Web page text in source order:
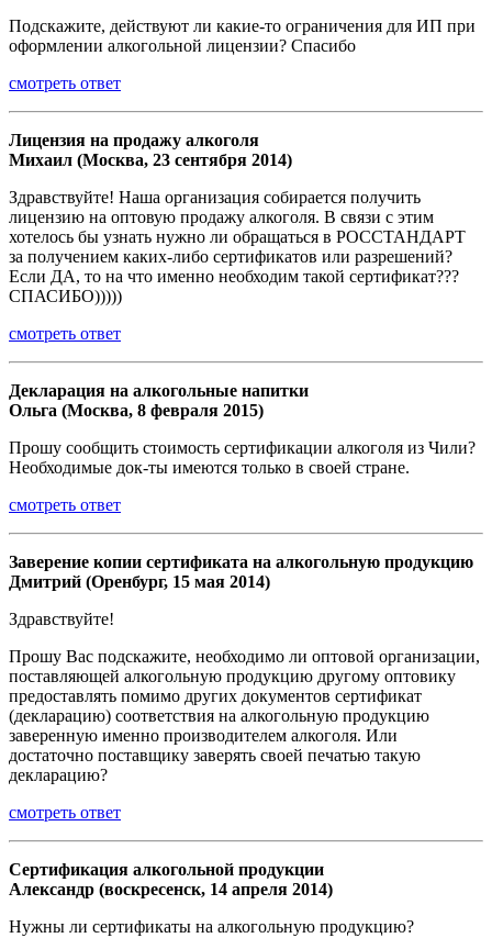
Подскажите, действуют ли какие-то ограничения для ИП при
оформлении алкогольной лицензии? Спасибо
смотреть ответ
Лицензия на продажу алкоголя
Михаил (Москва, 23 сентября 2014)
Здравствуйте! Наша организация собирается получить
лицензию на оптовую продажу алкоголя. В связи с этим
хотелось бы узнать нужно ли обращаться в РОССТАНДАРТ
за получением каких-либо сертификатов или разрешений?
Если ДА, то на что именно необходим такой сертификат???
СПАСИБО)))))
смотреть ответ
Декларация на алкогольные напитки
Ольга (Москва, 8 февраля 2015)
Прошу сообщить стоимость сертификации алкоголя из Чили?
Необходимые док-ты имеются только в своей стране.
смотреть ответ
Заверение копии сертификата на алкогольную продукцию
Дмитрий (Оренбург, 15 мая 2014)
Здравствуйте!
Прошу Вас подскажите, необходимо ли оптовой организации,
поставляющей алкогольную продукцию другому оптовику
предоставлять помимо других документов сертификат
(декларацию) соответствия на алкогольную продукцию
заверенную именно производителем алкоголя. Или
достаточно поставщику заверять своей печатью такую
декларацию?
смотреть ответ
Сертификация алкогольной продукции
Александр (воскресенск, 14 апреля 2014)
Нужны ли сертификаты на алкогольную продукцию?